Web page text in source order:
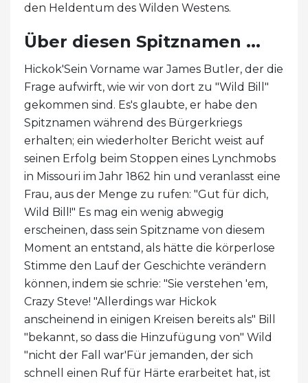
den Heldentum des Wilden Westens.
Über diesen Spitznamen ...
Hickok'Sein Vorname war James Butler, der die
Frage aufwirft, wie wir von dort zu "Wild Bill"
gekommen sind. Es's glaubte, er habe den
Spitznamen während des Bürgerkriegs
erhalten; ein wiederholter Bericht weist auf
seinen Erfolg beim Stoppen eines Lynchmobs
in Missouri im Jahr 1862 hin und veranlasst eine
Frau, aus der Menge zu rufen: "Gut für dich,
Wild Bill!" Es mag ein wenig abwegig
erscheinen, dass sein Spitzname von diesem
Moment an entstand, als hätte die körperlose
Stimme den Lauf der Geschichte verändern
können, indem sie schrie: "Sie verstehen 'em,
Crazy Steve! "Allerdings war Hickok
anscheinend in einigen Kreisen bereits als" Bill
"bekannt, so dass die Hinzufügung von" Wild
"nicht der Fall war'Für jemanden, der sich
schnell einen Ruf für Härte erarbeitet hat, ist